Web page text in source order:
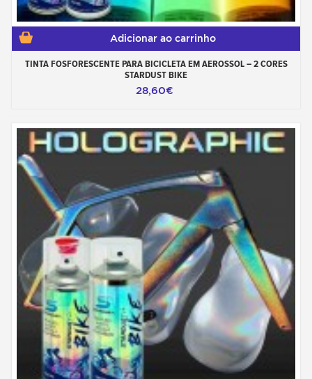
Adicionar ao carrinho
TINTA FOSFORESCENTE PARA BICICLETA EM AEROSSOL – 2 CORES
STARDUST BIKE
28,60€